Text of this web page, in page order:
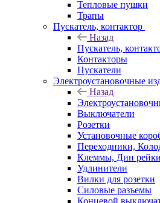
Тепловые пушки
Трапы
Пускатель, контактор
Назад
Пускатель,
Контакторы
Пускатели
Электроустановочные
Назад
Выключатели
Розетки
Установочные
Переходники,
Клеммы, Дин рейки
Удлинители
Вилки для розетки
Силовые разъемы
Концевой